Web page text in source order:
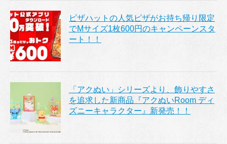
ピザハットの人気ピザがお持ち帰り限定
でMサイズ1枚600円のキャンペーンスタ
ート！！
「アクぬい」シリーズより、飾りやすさ
を追求した新商品『アクぬいRoom ディ
ズニーキャラクター』新発売！！